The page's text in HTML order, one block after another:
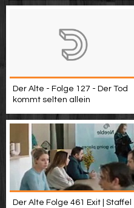
Der Alte - Folge 127 - Der Tod
kommt selten allein
Der Alte Folge 461 Exit | Staffel